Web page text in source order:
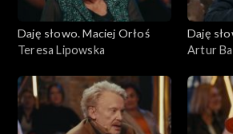
Daję słowo. Maciej Orłoś
Teresa Lipowska
Daję
Artur